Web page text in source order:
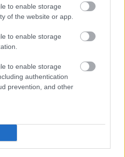
to enable storage
of the website or app.
to enable storage
to enable storage
authentication
prevention, and other
magánszigetei